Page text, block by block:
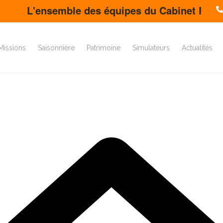
L'ensemble des équipes du Cabinet FDS
Saisonnière Patrimoine Simulateurs Actualités